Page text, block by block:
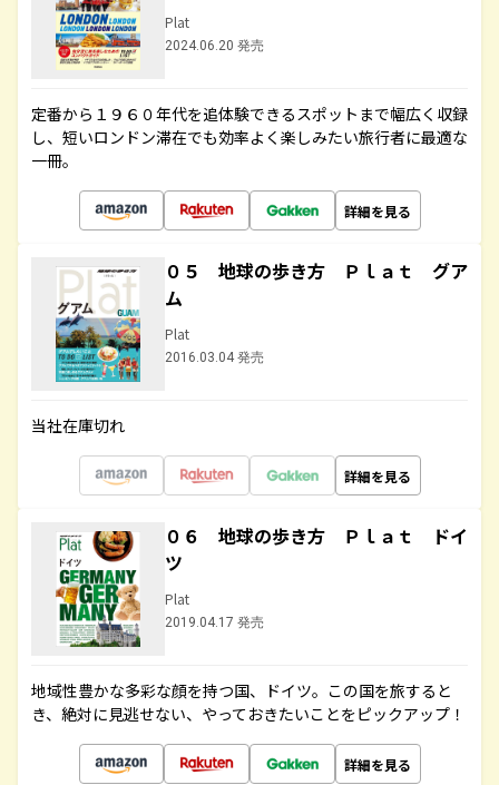
Plat
2024.06.20 発売
定番から１９６０年代を追体験できるスポットまで幅広く収録
し、短いロンドン滞在でも効率よく楽しみたい旅行者に最適な
一冊。
詳細を見る
０５ 地球の歩き方 Ｐｌａｔ グア
ム
Plat
2016.03.04 発売
当社在庫切れ
詳細を見る
０６ 地球の歩き方 Ｐｌａｔ ドイ
ツ
Plat
2019.04.17 発売
地域性豊かな多彩な顔を持つ国、ドイツ。この国を旅すると
き、絶対に見逃せない、やっておきたいことをピックアップ！
詳細を見る